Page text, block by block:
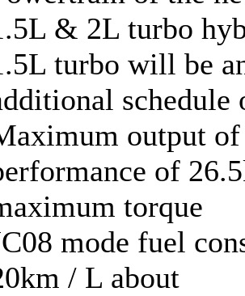
& 2L turbo
turbo will be
output
of
torque
mode fuel
/ L about